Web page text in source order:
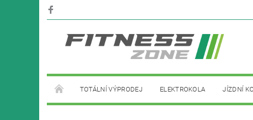
TOTÁLNÍ VÝPRODEJ ELEKTROKOLA JÍZDNÍ